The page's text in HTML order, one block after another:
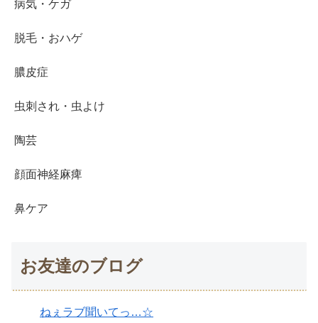
病気・ケガ
脱毛・おハゲ
膿皮症
虫刺され・虫よけ
陶芸
顔面神経麻痺
鼻ケア
お友達のブログ
ねぇラブ聞いてっ…☆